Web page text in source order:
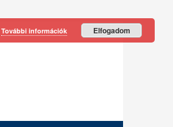
További információk Elfogadom